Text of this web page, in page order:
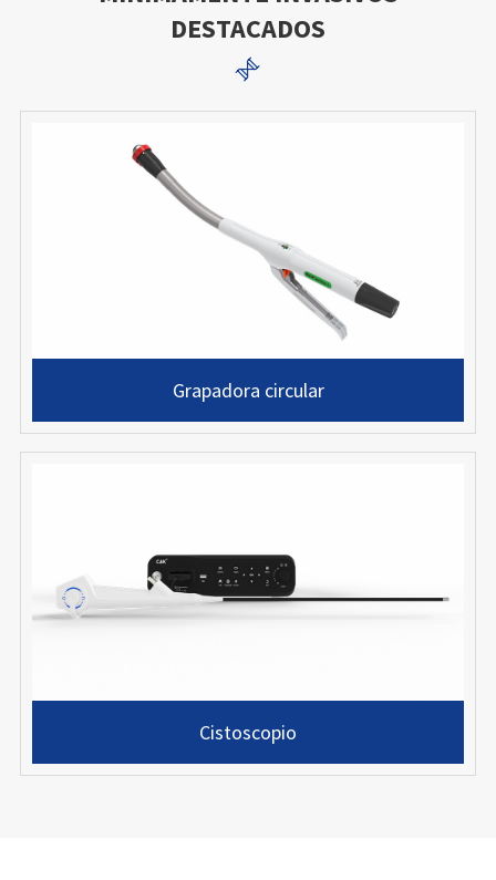
DESTACADOS

Grapadora circular
Cistoscopio